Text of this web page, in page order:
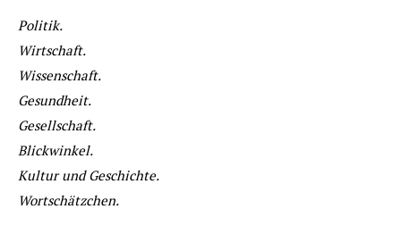
Politik.
Wirtschaft.
Wissenschaft.
Gesundheit.
Gesellschaft.
Blickwinkel.
Kultur und Geschichte.
Wortschätzchen.